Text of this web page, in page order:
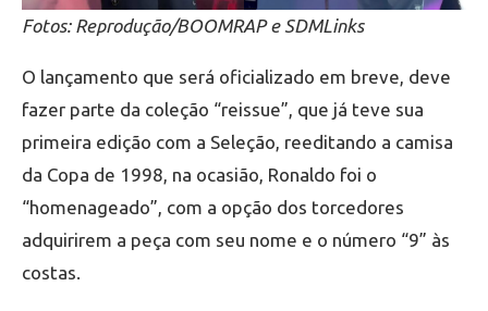
Fotos: Reprodução/BOOMRAP e SDMLinks
O lançamento que será oficializado em breve, deve
fazer parte da coleção “reissue”, que já teve sua
primeira edição com a Seleção, reeditando a camisa
da Copa de 1998, na ocasião, Ronaldo foi o
“homenageado”, com a opção dos torcedores
adquirirem a peça com seu nome e o número “9” às
costas.